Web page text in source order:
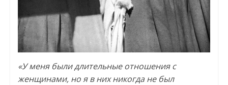
«У меня были длительные отношения с
женщинами, но я в них никогда не был